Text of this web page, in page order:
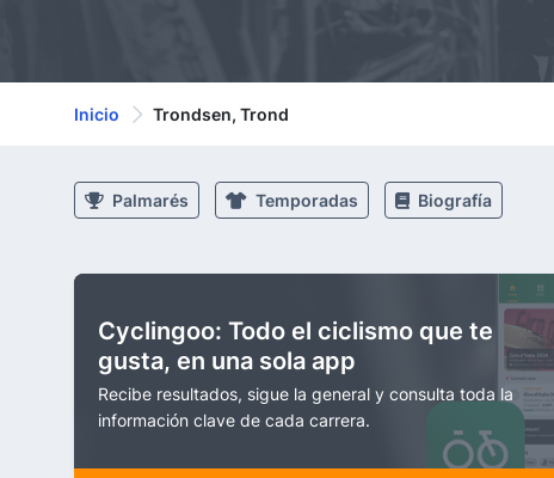
Inicio Trondsen, Trond
Palmarés Temporadas Biografía
Cyclingoo: Todo el ciclismo que te
gusta, en una sola app
Recibe resultados, sigue la general y consulta toda la
información clave de cada carrera.